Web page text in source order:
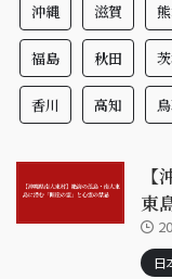
沖縄 滋賀
福島 秋田
香川 高知
東
日